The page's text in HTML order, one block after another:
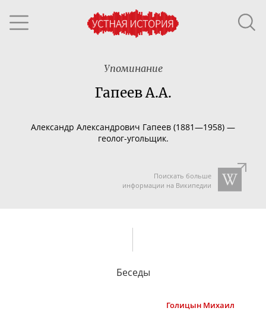
Упоминание
Гапеев А.А.
Александр Александрович Гапеев (1881—1958) —
геолог-угольщик.
Поискать больше
информации на Википедии
Беседы
Голицын Михаил